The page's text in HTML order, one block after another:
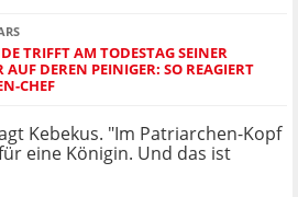
TRIFFT AM TODESTAG SEINER
AUF DEREN PEINIGER: SO REAGIERT
CHEF
Kebekus. "Im Patriarchen-Kopf
eine Königin. Und das ist